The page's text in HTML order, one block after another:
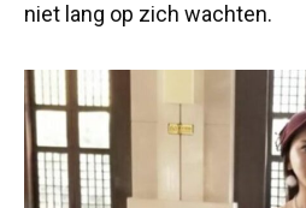
niet lang op zich wachten.